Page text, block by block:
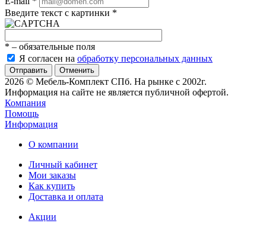
Введите текст с картинки *
* – обязательные поля
Я согласен на обработку персональных данных
Отменить
2026 © Мебель-Комплект СПб. На рынке с 2002г.
Информация на сайте не является публичной офертой.
Компания
Помощь
Информация
О компании
Личный кабинет
Мои заказы
Как купить
Доставка и оплата
Акции